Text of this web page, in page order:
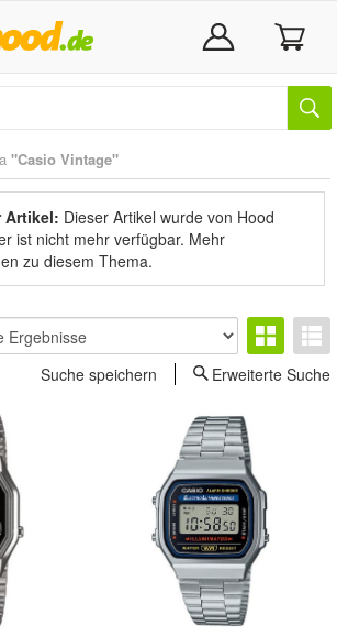
"Casio Vintage"
Artikel: Dieser Artikel wurde von Hood
ist nicht mehr verfügbar. Mehr
zu diesem Thema.
Suche speichern
Erweiterte Suche